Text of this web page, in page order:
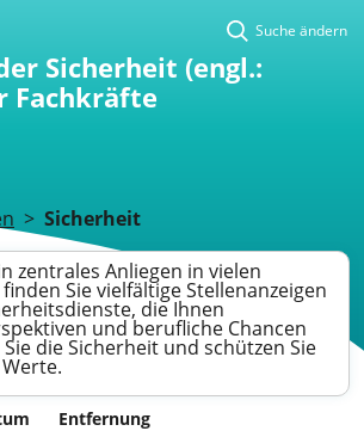
Suche ändern
Sicherheit (engl.:
Fachkräfte
> Sicherheit
zentrales Anliegen in vielen
Sie vielfältige Stellenanzeigen
die Ihnen
und berufliche Chancen
die Sicherheit und schützen Sie
Entfernung